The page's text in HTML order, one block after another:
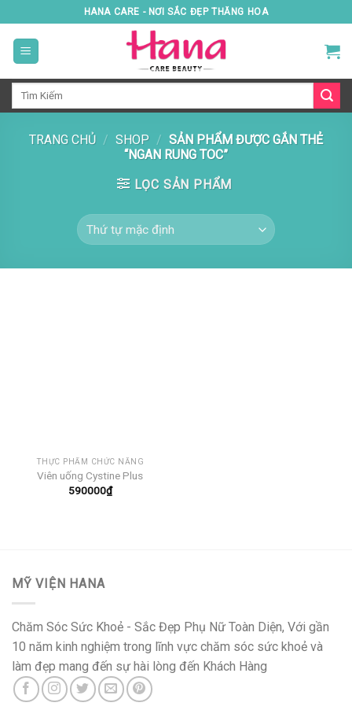
to
content
HANA CARE - NƠI SẮC ĐẸP THĂNG HOA
Tìm
TRANG CHỦ / SHOP / SẢN PHẨM ĐƯỢC GẮN THẺ
“NGAN RUNG TOC”
LỌC SẢN PHẨM
THỰC PHẨM CHỨC NĂNG
Viên uống Cystine Plus
590000₫
MỸ VIỆN HANA
Chăm Sóc Sức Khoẻ - Sắc Đẹp Phụ Nữ Toàn Diện, Với gần
10 năm kinh nghiệm trong lĩnh vực chăm sóc sức khoẻ và
làm đẹp mang đến sự hài lòng đến Khách Hàng